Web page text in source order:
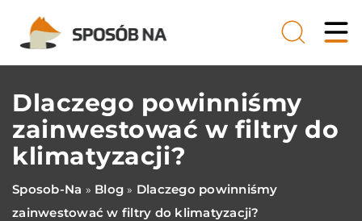
Dlaczego powinniśmy
zainwestować w filtry do
klimatyzacji?
Sposob-Na » Blog » Dlaczego powinniśmy
zainwestować w filtry do klimatyzacji?